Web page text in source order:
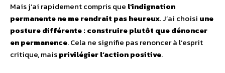
Mais j’ai rapidement compris que l’indignation
permanente ne me rendrait pas heureux. J’ai choisi une
posture différente : construire plutôt que dénoncer
en permanence. Cela ne signifie pas renoncer à l’esprit
critique, maisprivilégier l’action positive.